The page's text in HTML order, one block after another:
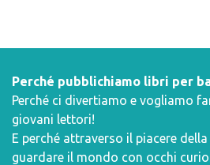
Perché pubblichiamo libri per
Perché ci divertiamo e vogliamo
giovani lettori!
E perché attraverso il piacere
guardare il mondo con occhi